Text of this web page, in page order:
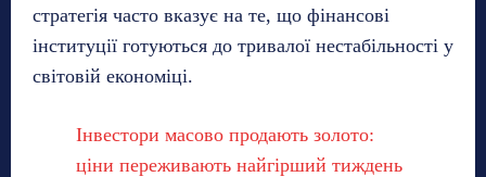
стратегія часто вказує на те, що фінансові
інституції готуються до тривалої нестабільності у
світовій економіці.
Інвестори масово продають золото:
ціни переживають найгірший тиждень